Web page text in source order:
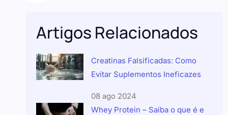
Artigos Relacionados
Creatinas Falsificadas: Como
Evitar Suplementos Ineficazes
08 ago 2024
Whey Protein – Saiba o que é e